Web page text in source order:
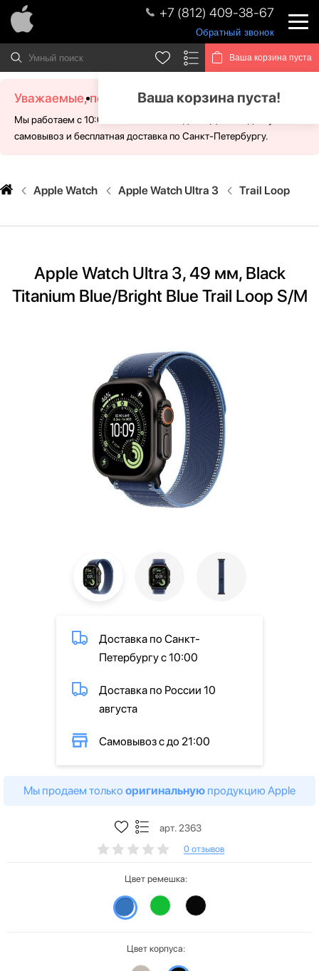
+7 (812) 409-38-67
Обратный звонок
Ваша корзина пуста
Ваша корзина пуста!
Уважаемые, посетители!
Мы работаем с 10:00 - 21:00 без выходных. Для Вас доступен
самовывоз и бесплатная доставка по Санкт-Петербургу.
Apple Watch Apple Watch Ultra 3 Trail Loop
Apple Watch Ultra 3, 49 мм, Black
Titanium Blue/Bright Blue Trail Loop S/M
Доставка по Санкт-
Петербургу с 10:00
Доставка по России 10
августа
Самовывоз с до 21:00
Мы продаем только оригинальную продукцию Apple
арт. 2363
0 отзывов
Цвет ремешка:
Цвет корпуса: